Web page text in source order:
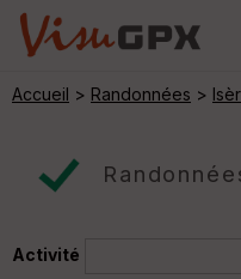
Accueil > Randonnées >
Activité